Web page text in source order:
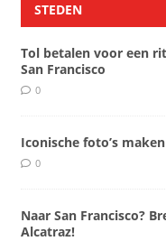
STEDEN
Tol betalen voor een
San Francisco
0
Iconische foto’s
0
Naar San Francisco?
Alcatraz!